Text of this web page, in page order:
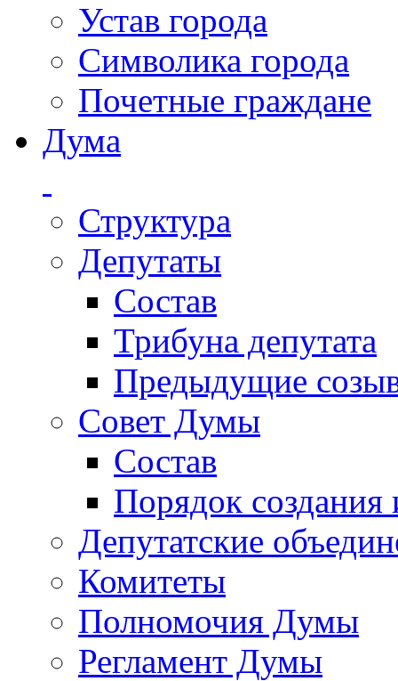
Устав города
Символика города
Почетные граждане
Дума
Структура
Депутаты
Состав
Трибуна депутата
Предыдущие
Совет Думы
Состав
Порядок создания
Депутатские
Комитеты
Полномочия Думы
Регламент Думы